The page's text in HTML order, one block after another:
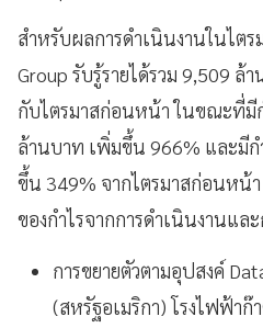
สำหรับผลการดำเนินงานในไตร
Group รับรู้รายได้รวม 9,509
กับไตรมาสก่อนหน้า ในขณะที่มี
ล้านบาท เพิ่มขึ้น 966% และมี
ขึ้น 349% จากไตรมาสก่อนห
ของกำไรจากการดำเนินงานแล
การขยายตัวตามอุปสงค์
(สหรัฐอเมริกา) โรงไฟฟ้าก๊